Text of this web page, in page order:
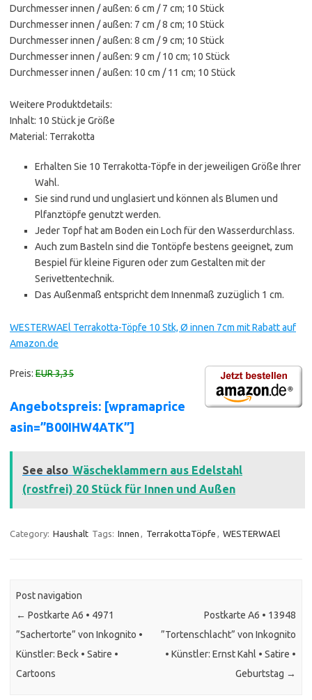
Durchmesser innen / außen: 6 cm / 7 cm; 10 Stück
Durchmesser innen / außen: 7 cm / 8 cm; 10 Stück
Durchmesser innen / außen: 8 cm / 9 cm; 10 Stück
Durchmesser innen / außen: 9 cm / 10 cm; 10 Stück
Durchmesser innen / außen: 10 cm / 11 cm; 10 Stück
Weitere Produktdetails:
Inhalt: 10 Stück je Größe
Material: Terrakotta
Erhalten Sie 10 Terrakotta-Töpfe in der jeweiligen Größe Ihrer
Wahl.
Sie sind rund und unglasiert und können als Blumen und
Plfanztöpfe genutzt werden.
Jeder Topf hat am Boden ein Loch für den Wasserdurchlass.
Auch zum Basteln sind die Tontöpfe bestens geeignet, zum
Bespiel für kleine Figuren oder zum Gestalten mit der
Serivettentechnik.
Das Außenmaß entspricht dem Innenmaß zuzüglich 1 cm.
WESTERWAEl Terrakotta-Töpfe 10 Stk, Ø innen 7cm mit Rabatt auf
Amazon.de
Preis: EUR 3,35
Angebotspreis: [wpramaprice
asin=”B00IHW4ATK”]
See also Wäscheklammern aus Edelstahl
(rostfrei) 20 Stück für Innen und Außen
Category: Haushalt Tags: Innen TerrakottaTöpfe WESTERWAEl
Post navigation
← Postkarte A6 • 4971
”Sachertorte” von Inkognito •
Künstler: Beck • Satire •
Cartoons
Postkarte A6 • 13948
”Tortenschlacht” von Inkognito
• Künstler: Ernst Kahl • Satire •
Geburtstag →